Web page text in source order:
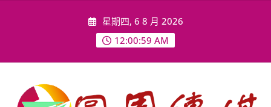
星期四, 6 8 月 2026
12:01:01 AM